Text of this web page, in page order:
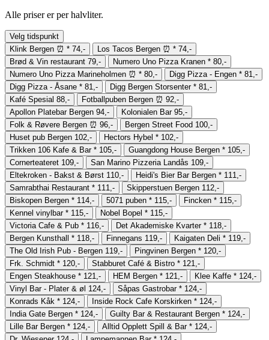
Alle priser er per halvliter.
Velg tidspunkt
Klink Bergen ⏰ * 74,- Los Tacos Bergen ⏰ * 74,-
Brød & Vin restaurant 79,- Numero Uno Pizza Kranen * 80,-
Numero Uno Pizza Marineholmen ⏰ * 80,- Digg Pizza - Engen * 81,-
Digg Pizza - Åsane * 81,- Digg Bergen Storsenter * 81,-
Kafé Spesial 88,- Fotballpuben Bergen ⏰ 92,-
Apollon Platebar Bergen 94,- Kolonialen Bar 95,-
Folk & Røvere Bergen ⏰ 96,- Bergen Street Food 100,-
Huset pub Bergen 102,- Hectors Hybel * 102,-
Trikken 106 Kafe & Bar * 105,- Guangdong House Bergen * 105,-
Cornerteateret 109,- San Marino Pizzeria Landås 109,-
Eltekroken - Bakst & Børst 110,- Heidi's Bier Bar Bergen * 111,-
Samrabthai Restaurant * 111,- Skipperstuen Bergen 112,-
Biskopen Bergen * 114,- 5071 puben * 115,- Fincken * 115,-
Kennel vinylbar * 115,- Nobel Bopel * 115,-
Victoria Cafe & Pub * 116,- Det Akademiske Kvarter * 118,-
Bergen Kunsthall
* 118,- Finnegans 119,- Kaigaten Deli * 119,-
The Old Irish Pub - Bergen 119,- Pingvinen Bergen * 120,-
Frk. Schmidt * 120,- Stabburet Café & Bistro * 121,-
Engen Steakhouse * 121,- HEM Bergen * 121,- Klee Kaffe * 124,-
Vinyl Bar - Plater & øl 124,- Såpas Gastrobar * 124,-
Konrads Kåk * 124,- Inside Rock Cafe Korskirken * 124,-
India Gate Bergen * 124,- Guilty Bar & Restaurant Bergen * 124,-
Lille Bar Bergen * 124,- Alltid Opplett Spill & Bar * 124,-